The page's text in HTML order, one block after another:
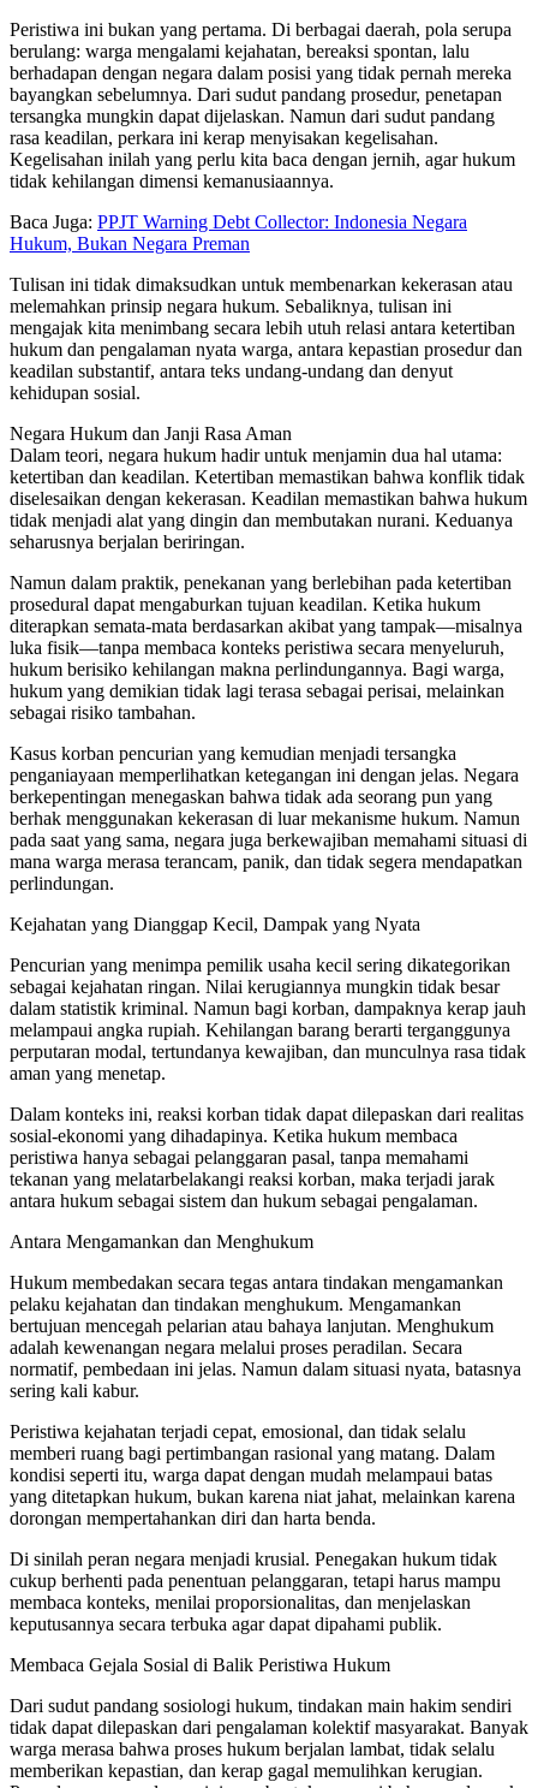
Peristiwa ini bukan yang pertama. Di berbagai daerah, pola serupa
berulang: warga mengalami kejahatan, bereaksi spontan, lalu
berhadapan dengan negara dalam posisi yang tidak pernah mereka
bayangkan sebelumnya. Dari sudut pandang prosedur, penetapan
tersangka mungkin dapat dijelaskan. Namun dari sudut pandang
rasa keadilan, perkara ini kerap menyisakan kegelisahan.
Kegelisahan inilah yang perlu kita baca dengan jernih, agar hukum
tidak kehilangan dimensi kemanusiaannya.
Baca Juga: PPJT Warning Debt Collector: Indonesia Negara
Hukum, Bukan Negara Preman
Tulisan ini tidak dimaksudkan untuk membenarkan kekerasan atau
melemahkan prinsip negara hukum. Sebaliknya, tulisan ini
mengajak kita menimbang secara lebih utuh relasi antara ketertiban
hukum dan pengalaman nyata warga, antara kepastian prosedur dan
keadilan substantif, antara teks undang-undang dan denyut
kehidupan sosial.
Negara Hukum dan Janji Rasa Aman
Dalam teori, negara hukum hadir untuk menjamin dua hal utama:
ketertiban dan keadilan. Ketertiban memastikan bahwa konflik tidak
diselesaikan dengan kekerasan. Keadilan memastikan bahwa hukum
tidak menjadi alat yang dingin dan membutakan nurani. Keduanya
seharusnya berjalan beriringan.
Namun dalam praktik, penekanan yang berlebihan pada ketertiban
prosedural dapat mengaburkan tujuan keadilan. Ketika hukum
diterapkan semata-mata berdasarkan akibat yang tampak—misalnya
luka fisik—tanpa membaca konteks peristiwa secara menyeluruh,
hukum berisiko kehilangan makna perlindungannya. Bagi warga,
hukum yang demikian tidak lagi terasa sebagai perisai, melainkan
sebagai risiko tambahan.
Kasus korban pencurian yang kemudian menjadi tersangka
penganiayaan memperlihatkan ketegangan ini dengan jelas. Negara
berkepentingan menegaskan bahwa tidak ada seorang pun yang
berhak menggunakan kekerasan di luar mekanisme hukum. Namun
pada saat yang sama, negara juga berkewajiban memahami situasi di
mana warga merasa terancam, panik, dan tidak segera mendapatkan
perlindungan.
Kejahatan yang Dianggap Kecil, Dampak yang Nyata
Pencurian yang menimpa pemilik usaha kecil sering dikategorikan
sebagai kejahatan ringan. Nilai kerugiannya mungkin tidak besar
dalam statistik kriminal. Namun bagi korban, dampaknya kerap jauh
melampaui angka rupiah. Kehilangan barang berarti terganggunya
perputaran modal, tertundanya kewajiban, dan munculnya rasa tidak
aman yang menetap.
Dalam konteks ini, reaksi korban tidak dapat dilepaskan dari realitas
sosial-ekonomi yang dihadapinya. Ketika hukum membaca
peristiwa hanya sebagai pelanggaran pasal, tanpa memahami
tekanan yang melatarbelakangi reaksi korban, maka terjadi jarak
antara hukum sebagai sistem dan hukum sebagai pengalaman.
Antara Mengamankan dan Menghukum
Hukum membedakan secara tegas antara tindakan mengamankan
pelaku kejahatan dan tindakan menghukum. Mengamankan
bertujuan mencegah pelarian atau bahaya lanjutan. Menghukum
adalah kewenangan negara melalui proses peradilan. Secara
normatif, pembedaan ini jelas. Namun dalam situasi nyata, batasnya
sering kali kabur.
Peristiwa kejahatan terjadi cepat, emosional, dan tidak selalu
memberi ruang bagi pertimbangan rasional yang matang. Dalam
kondisi seperti itu, warga dapat dengan mudah melampaui batas
yang ditetapkan hukum, bukan karena niat jahat, melainkan karena
dorongan mempertahankan diri dan harta benda.
Di sinilah peran negara menjadi krusial. Penegakan hukum tidak
cukup berhenti pada penentuan pelanggaran, tetapi harus mampu
membaca konteks, menilai proporsionalitas, dan menjelaskan
keputusannya secara terbuka agar dapat dipahami publik.
Membaca Gejala Sosial di Balik Peristiwa Hukum
Dari sudut pandang sosiologi hukum, tindakan main hakim sendiri
tidak dapat dilepaskan dari pengalaman kolektif masyarakat. Banyak
warga merasa bahwa proses hukum berjalan lambat, tidak selalu
memberikan kepastian, dan kerap gagal memulihkan kerugian.